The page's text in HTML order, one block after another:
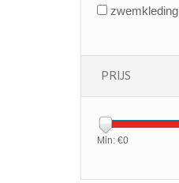
zwemkleding
PRIJS
Min: €0